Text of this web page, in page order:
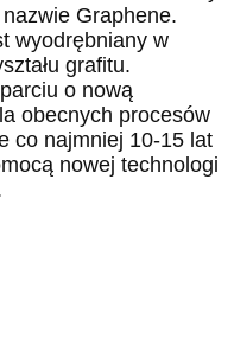
Graphene.
wyodrębniany w
grafitu.
o nową
obecnych procesów
co najmniej 10-15 lat
nowej technologi